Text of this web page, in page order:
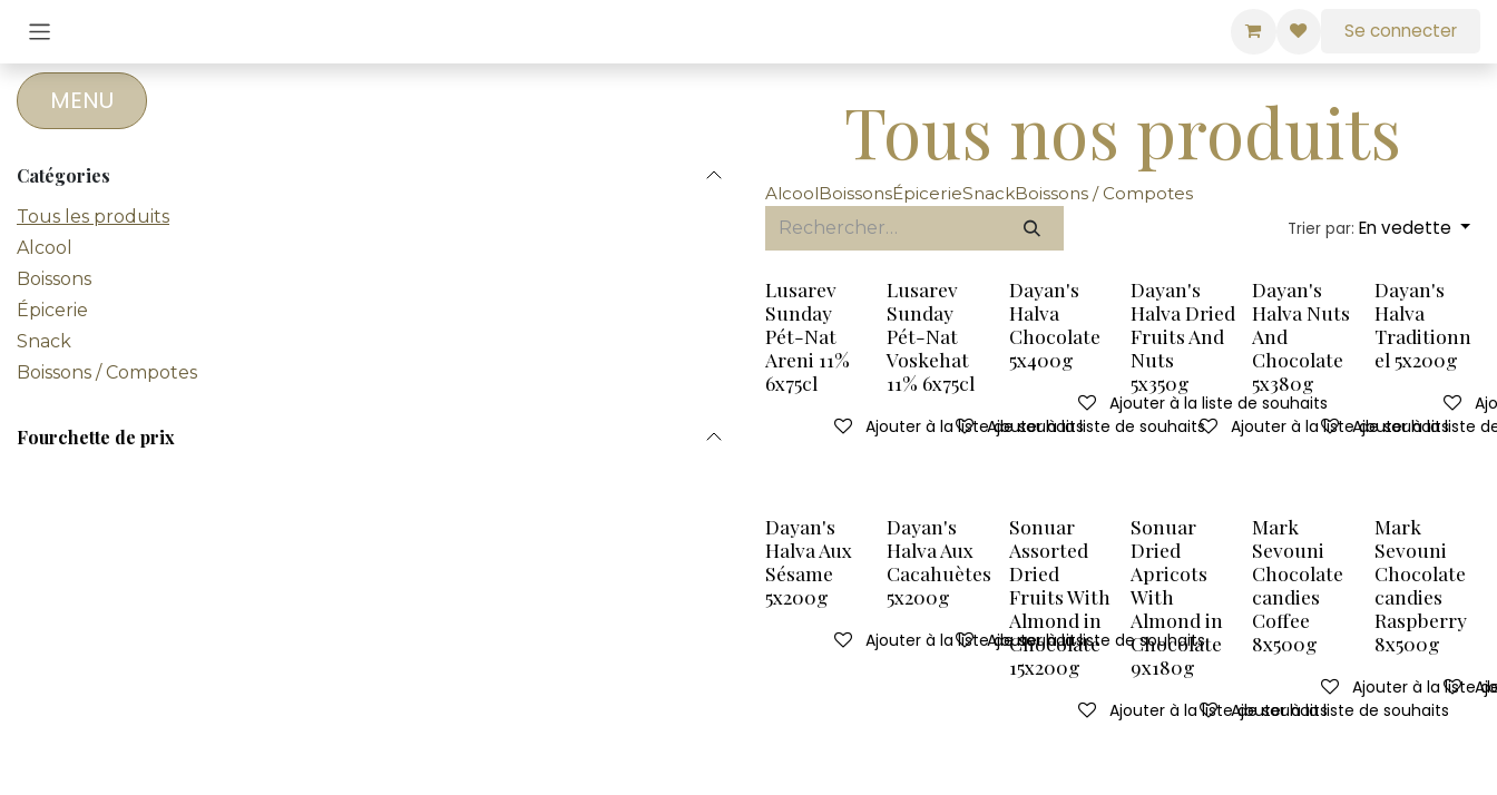
Se connecter
MENU
Catégories
Tous les produits
Alcool
Boissons
Épicerie
Snack
Boissons / Compotes
Fourchette de prix
Tous nos produits
AlcoolBoissonsÉpicerieSnackBoissons / Compotes
Trier par: En vedette
Lusarev
Sunday
Pét-Nat
Areni 11%
6x75cl
Ajouter à la liste de souhaits
Lusarev
Sunday
Pét-Nat
Voskehat
11% 6x75cl
Ajouter à la liste de souhaits
Dayan's
Halva
Chocolate
5x400g
Ajouter à la liste de souhaits
Dayan's
Halva Dried
Fruits And
Nuts
5x350g
Ajouter à la liste de souhaits
Dayan's
Halva Nuts
And
Chocolate
5x380g
Ajouter à la liste
Dayan's
Halva
Traditionn
el 5x200g
Dayan's
Halva Aux
Sésame
5x200g
Ajouter à la liste de souhaits
Dayan's
Halva Aux
Cacahuètes
5x200g
Ajouter à la liste de souhaits
Sonuar
Assorted
Dried
Fruits With
Almond in
Chocolate
15x200g
Ajouter à la liste de souhaits
Sonuar
Dried
Apricots
With
Almond in
Chocolate
9x180g
Ajouter à la liste de souhaits
Mark
Sevouni
Chocolate
candies
Coffee
8x500g
Ajouter à la liste
Mark
Sevouni
Chocolate
candies
Raspberry
8x500g